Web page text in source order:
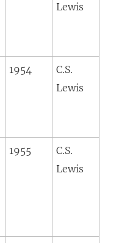
Lewis
1954
C.S.
Lewis
1955
C.S.
Lewis